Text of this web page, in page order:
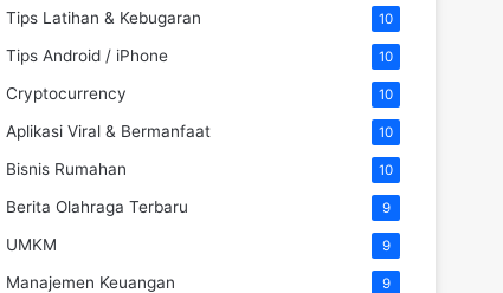
Tips Latihan & Kebugaran 10
Tips Android / iPhone 10
Cryptocurrency 10
Aplikasi Viral & Bermanfaat 10
Bisnis Rumahan 10
Berita Olahraga Terbaru 9
UMKM 9
Manajemen Keuangan 9